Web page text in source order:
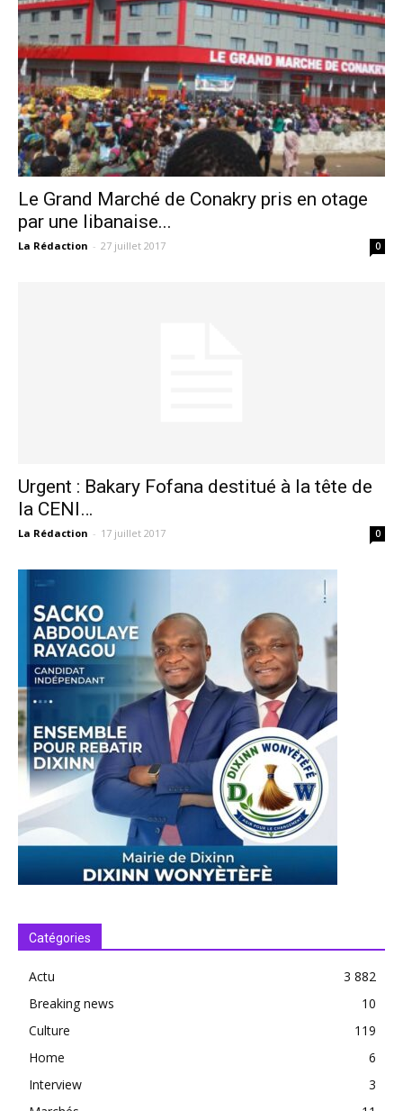
Le Grand Marché de Conakry pris en otage
par une libanaise...
La Rédaction - 27 juillet 2017 0
Urgent : Bakary Fofana destitué à la tête de
la CENI…
La Rédaction - 17 juillet 2017 0
Catégories
Actu
3 882
Breaking news
10
Culture
119
Home
6
Interview
3